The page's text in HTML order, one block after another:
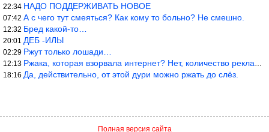
22:34 НАДО ПОДДЕРЖИВАТЬ НОВОЕ
07:42 А с чего тут смеяться? Как кому то больно? Не смешно.
12:32 Бред какой-то…
20:01 ДЕБ -ИЛЫ
02:29 Ржут только лошади…
12:13 Ржака, которая взорвала интернет? Нет, количество рекламы выводи
18:16 Да, действительно, от этой дури можно ржать до слёз.
Полная версия сайта